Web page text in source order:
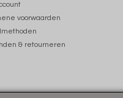
voorwaarden
& retourneren